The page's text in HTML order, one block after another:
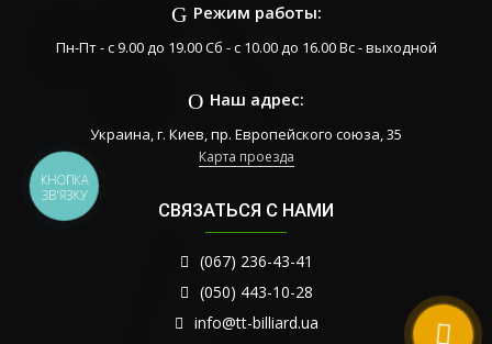
Режим работы:
Пн-Пт - с 9.00 до 19.00 Сб - с 10.00 до 16.00 Вс - выходной
Наш адрес:
Украина, г. Киев, пр. Европейского союза, 35
Карта проезда
СВЯЗАТЬСЯ С НАМИ
(067) 236-43-41
(050) 443-10-28
info@tt-billiard.ua
КНОПКА
ЗВ'ЯЗКУ